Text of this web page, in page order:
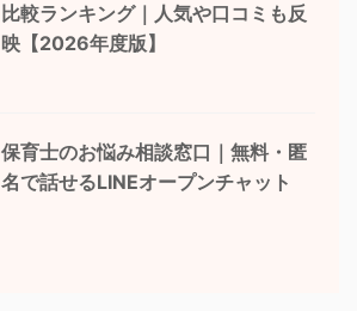
比較ランキング｜人気や口コミも反
映【2026年度版】
保育士のお悩み相談窓口｜無料・匿
名で話せるLINEオープンチャット